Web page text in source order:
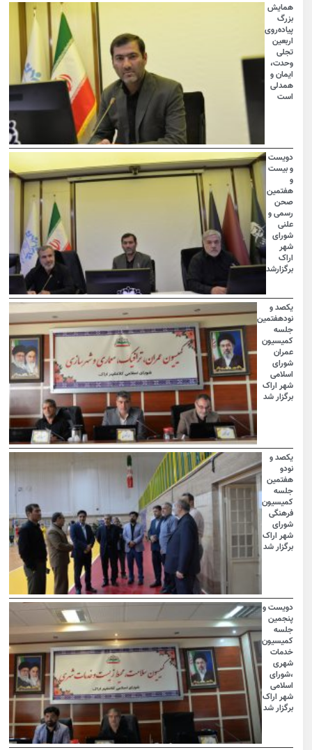
همایش
بزرگ
پیاده‌روی
اربعین
تجلی
وحدت،
ایمان و
همدلی
است
دویست
و بیست
هفتمین
صحن
رسمی و
علنی
شورای
شهر
اراک
برگزارشد
یکصد و
نودهفتمین
جلسه
کمیسیون
عمران
شورای
اسلامی
شهر اراک
برگزار شد
یکصد و
نودو
هفتمین
جلسه
کمیسیون
فرهنگی
شورای
شهر اراک
برگزار شد
دویست و
پنجمین
جلسه
کمیسیون
خدمات
شهری
،شورای
اسلامی
شهر اراک
برگزار شد